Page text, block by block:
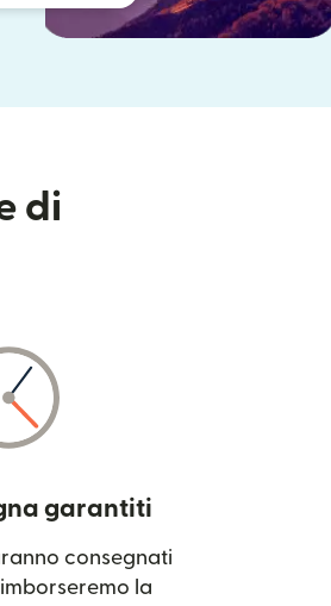
di
garantiti
consegnati
la